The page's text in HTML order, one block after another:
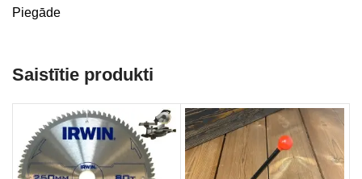
Piegāde
Saistītie produkti